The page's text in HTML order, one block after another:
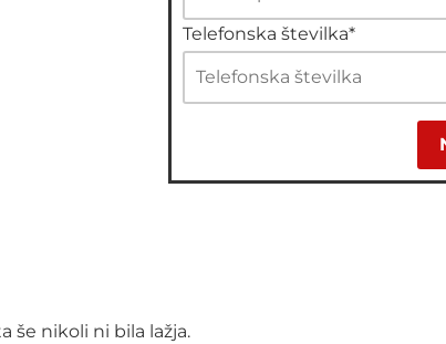
Telefonska številka*
še nikoli ni bila lažja.